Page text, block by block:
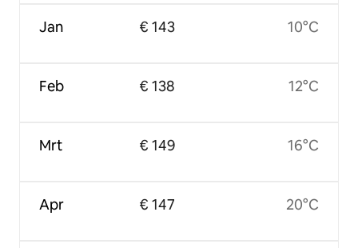
Jan
Feb
Mrt
Apr
€ 143
€ 138
€ 149
€ 147
10°C
12°C
16°C
20°C